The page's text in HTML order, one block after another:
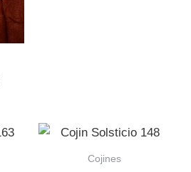
Cojines